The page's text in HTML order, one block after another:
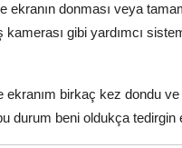
donması veya
gibi yardımcı
ekranım birkaç kez dondu
durum beni oldukça tedirgin